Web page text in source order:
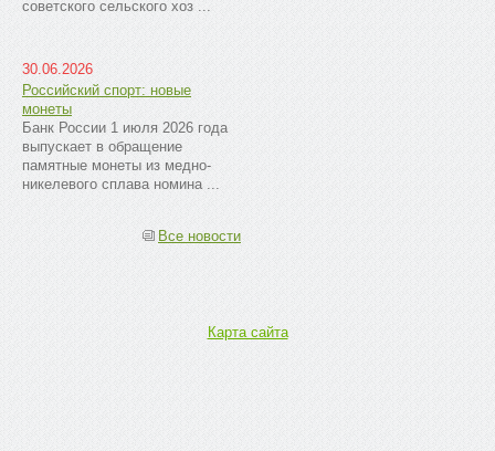
советского сельского хоз ...
30.06.2026
Российский спорт: новые
монеты
Банк России 1 июля 2026 года
выпускает в обращение
памятные монеты из медно-
никелевого сплава номина ...
Все новости
Карта сайта